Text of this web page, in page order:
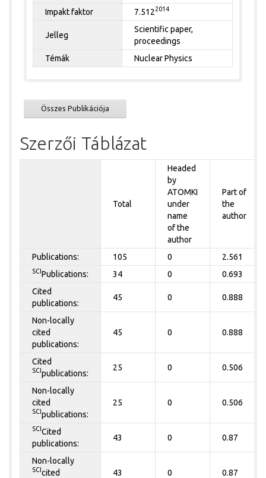
Impakt faktor
7.5122014
Jelleg
Scientific paper,
proceedings
Témák
Nuclear Physics
Összes Publikációja
Szerzői Táblázat
Total
Headed
by
ATOMKI
under
name
of the
author
Part of
the
author
Publications: 105 0 2.561
SCI Publications: 34 0
0.693
Cited
publications:
45 0 0.888
Non-locally
cited
publications:
45 0 0.888
Cited
SCI publications:
25 0 0.506
Non-locally
cited
SCI publications:
25 0 0.506
SCI Cited
publications:
43 0 0.87
Non-locally
SCI cited
43 0 0.87